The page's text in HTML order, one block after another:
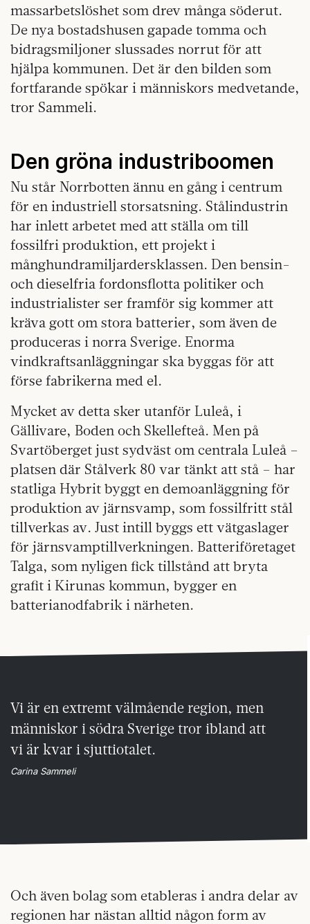
massarbetslöshet som drev många söderut.
De nya bostadshusen gapade tomma och
bidragsmiljoner slussades norrut för att
hjälpa kommunen. Det är den bilden som
fortfarande spökar i människors medvetande,
tror Sammeli.
Den gröna industriboomen
Nu står Norrbotten ännu en gång i centrum
för en industriell storsatsning. Stålindustrin
har inlett arbetet med att ställa om till
fossilfri produktion, ett projekt i
månghundramiljardersklassen. Den bensin-
och dieselfria fordonsflotta politiker och
industrialister ser framför sig kommer att
kräva gott om stora batterier, som även de
produceras i norra Sverige. Enorma
vindkraftsanläggningar ska byggas för att
förse fabrikerna med el.
Mycket av detta sker utanför Luleå, i
Gällivare, Boden och Skellefteå. Men på
Svartöberget just sydväst om centrala Luleå –
platsen där Stålverk 80 var tänkt att stå – har
statliga Hybrit byggt en demoanläggning för
produktion av järnsvamp, som fossilfritt stål
tillverkas av. Just intill byggs ett vätgaslager
för järnsvamptillverkningen. Batteriföretaget
Talga, som nyligen fick tillstånd att bryta
grafit i Kirunas kommun, bygger en
batterianodfabrik i närheten.
Vi är en extremt välmående region, men
människor i södra Sverige tror ibland att
vi är kvar i sjuttiotalet.
Carina Sammeli
Och även bolag som etableras i andra delar av
regionen har nästan alltid någon form av